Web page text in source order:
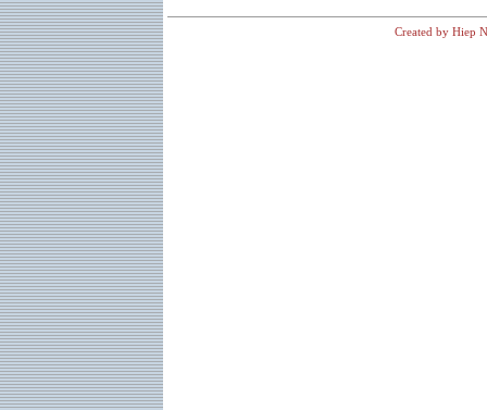
Created by Hiep